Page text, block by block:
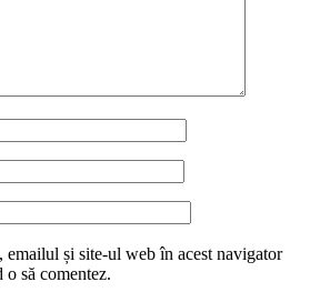
emailul și site-ul web în acest navigator
o să comentez.